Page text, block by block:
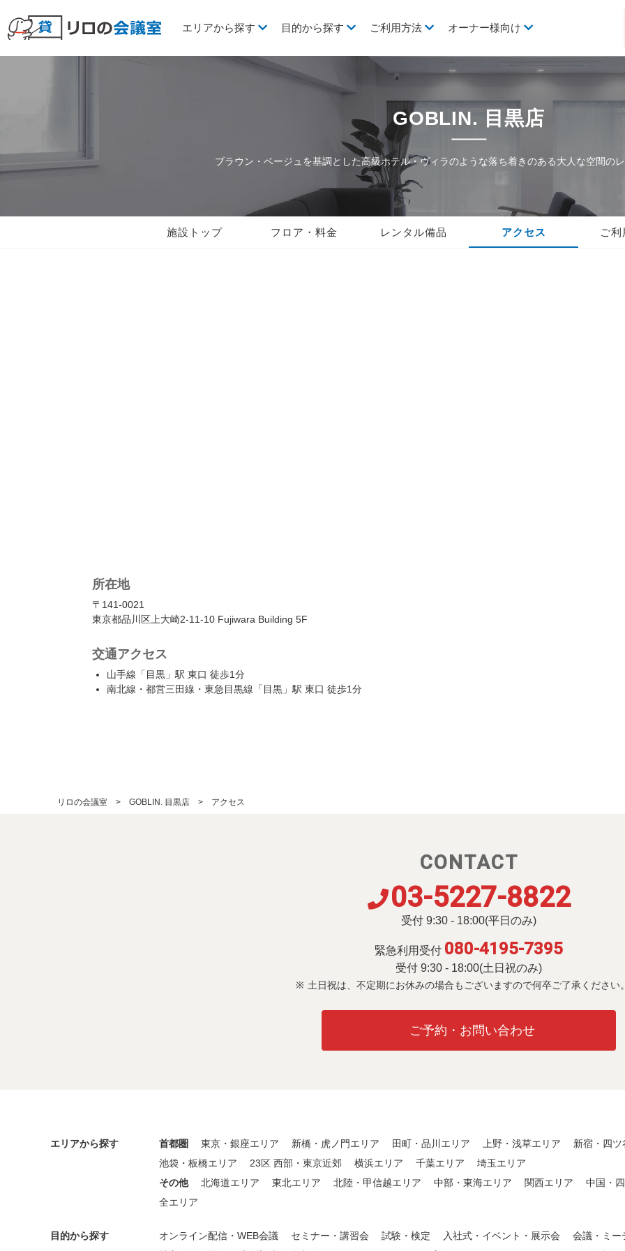
エリアから探す 目的から探す ご利用方法 オーナー様向け
GOBLIN. 目黒店
ブラウン・ベージュを基調とした高級ホテル・ヴィラのような落ち着きのある大人な空間の
施設トップ フロア・料金 レンタル備品 アクセス ご
所在地
〒141-0021
東京都品川区上大崎2-11-10 Fujiwara Building 5F
交通アクセス
山手線「目黒」駅 東口 徒歩1分
南北線・都営三田線・東急目黒線「目黒」駅 東口 徒歩1分
リロの会議室 GOBLIN. 目黒店 アクセス
CONTACT
03-5227-8822
受付 9:30 - 18:00(平日のみ)
緊急利用受付 080-4195-7395
受付 9:30 - 18:00(土日祝のみ)
土日祝は、不定期にお休みの場合も ございますので何卒ご了承ください。
ご予約・お問い合わせ
エリアから探す 首都圏 東京・銀座エリア 新橋・虎ノ門エリア 田町・品川エリア 上野・浅草エリア 新宿・四ツ
池袋・板橋エリア
23区 西部・東京近郊 横浜エリア 千葉エリア
埼玉エリア
その他
北海道エリア 東北エリア 北陸・甲信越エリア 中部・東海エリア 関西エリア 中国・
全エリア
目的から探す オンライン配信・WEB会議 セミナー・講習会 試験・検定 入社式・イベント・展示会 会議・ミー